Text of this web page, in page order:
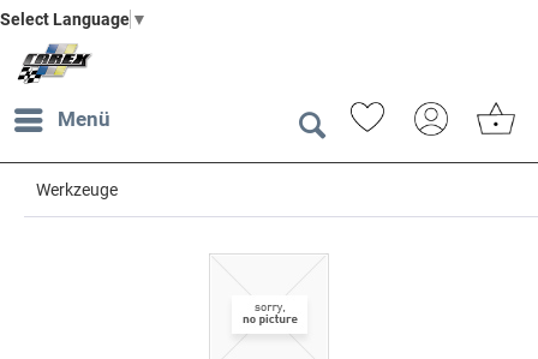
Select Language ▼
Menü
Werkzeuge